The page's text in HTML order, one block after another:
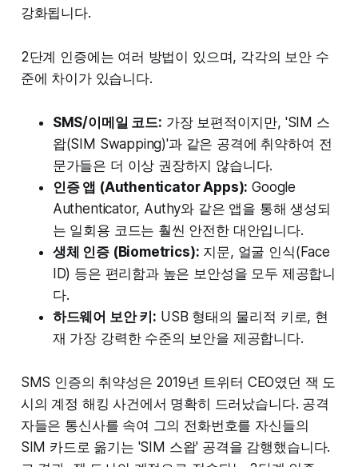
강화됩니다.
2단계 인증에는 여러 방법이 있으며, 각각의 보안 수
준에 차이가 있습니다.
SMS/이메일 코드: 가장 보편적이지만, 'SIM 스
왑(SIM Swapping)'과 같은 공격에 취약하여 전
문가들은 더 이상 권장하지 않습니다.
인증 앱 (Authenticator Apps): Google
Authenticator, Authy와 같은 앱을 통해 생성되
는 일회용 코드는 훨씬 안전한 대안입니다.
생체 인증 (Biometrics): 지문, 얼굴 인식(Face
ID) 등은 편리함과 높은 보안성을 모두 제공합니
다.
하드웨어 보안 키: USB 형태의 물리적 키로, 현
재 가장 강력한 수준의 보안을 제공합니다.
SMS 인증의 취약성은 2019년 트위터 CEO였던 잭 도
시의 계정 해킹 사건에서 명확히 드러났습니다. 공격
자들은 통신사를 속여 그의 전화번호를 자신들의
SIM 카드로 옮기는 'SIM 스왑' 공격을 감행했습니다.